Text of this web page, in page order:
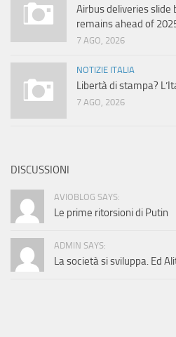
Airbus deliveries slide
remains ahead of
7 AGO, 2026
NOTIZIE ITALIA
Libertà di stampa?
7 AGO, 2026
DISCUSSIONI
AVIOBLOG SAYS:
Le prime ritorsioni di Putin
ADMIN SAYS:
La società si sviluppa. Ed